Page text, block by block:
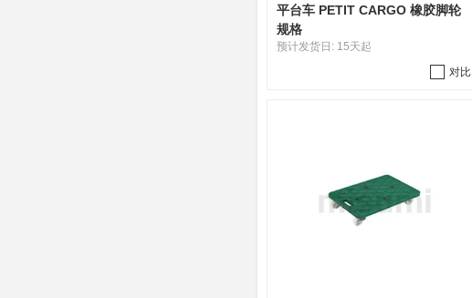
平台车 PETIT CARGO 橡胶脚轮
规格
预计发货日: 15天起
对比